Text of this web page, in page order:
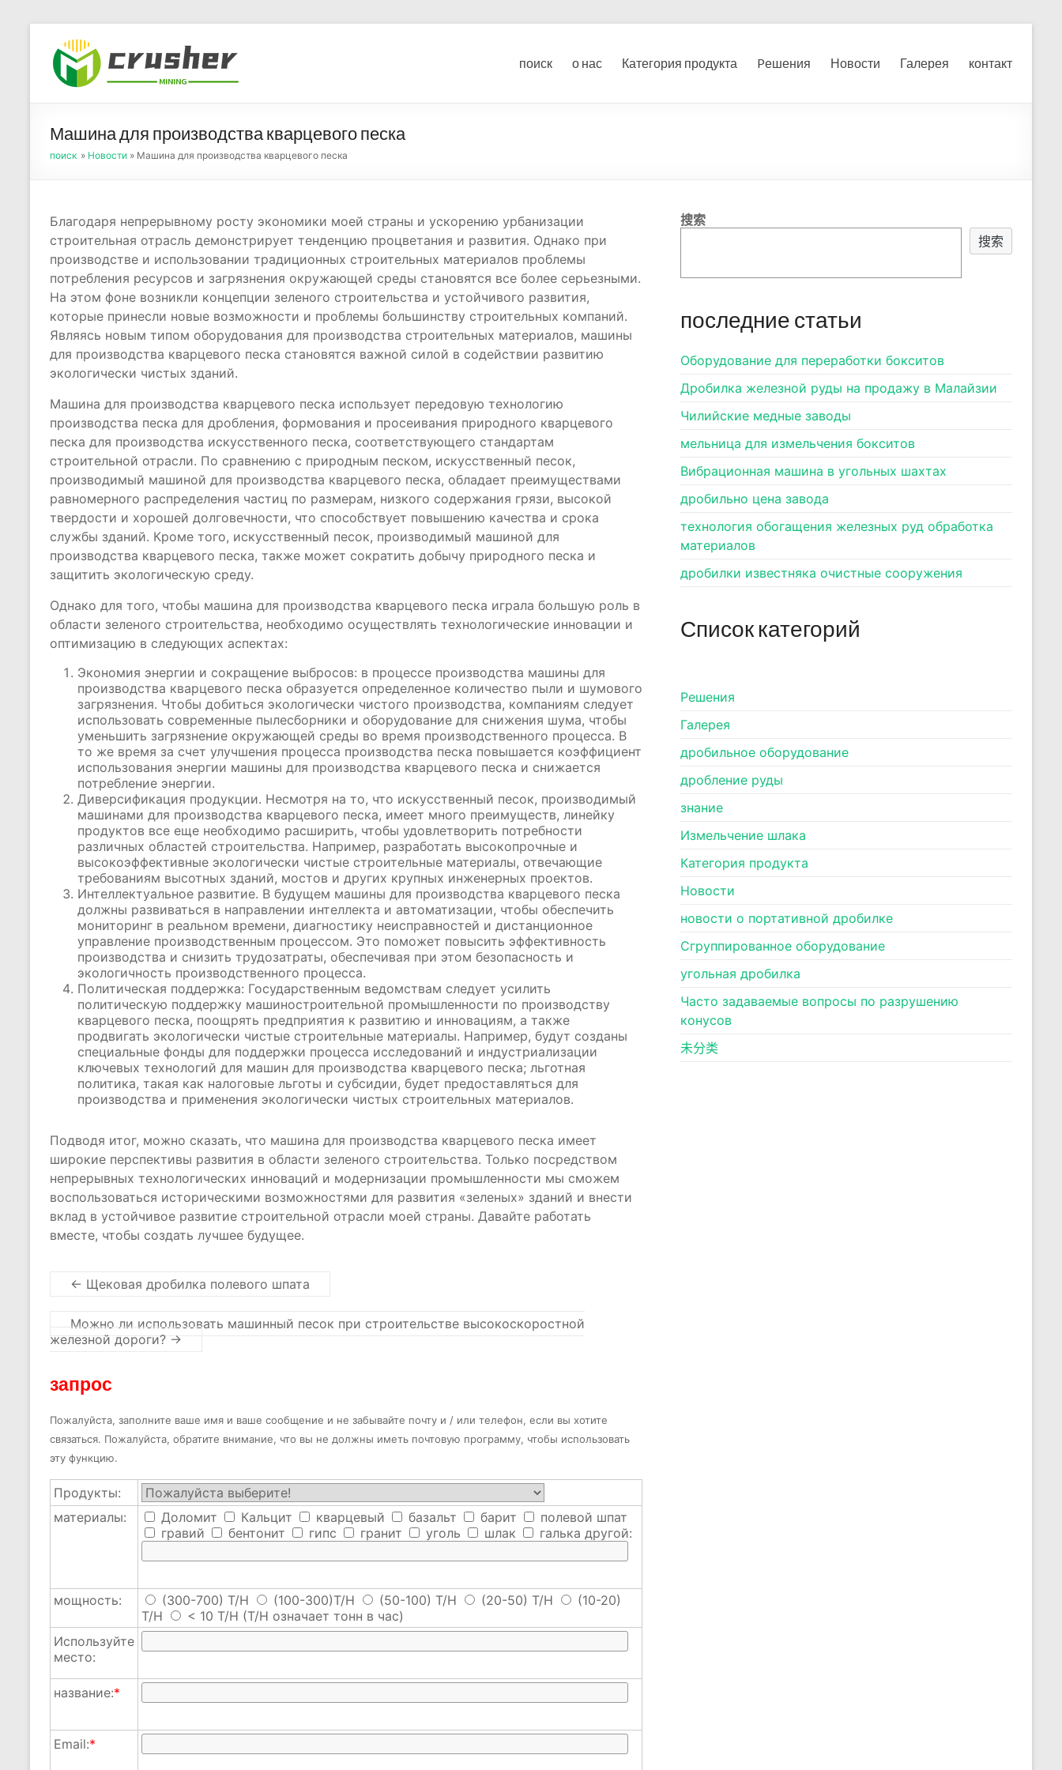
content
Оборудование для дробления угля, измельчения печного
поиск о нас Категория продукта Pешения Новости Галерея контакт
Машина для производства кварцевого песка
поиск » Новости » Машина для производства кварцевого песка
Благодаря непрерывному росту экономики моей страны и ускорению урбанизации
строительная отрасль демонстрирует тенденцию процветания и развития. Однако при
производстве и использовании традиционных строительных материалов проблемы
потребления ресурсов и загрязнения окружающей среды становятся все более серьезными.
На этом фоне возникли концепции зеленого строительства и устойчивого развития,
которые принесли новые возможности и проблемы большинству строительных компаний.
Являясь новым типом оборудования для производства строительных материалов, машины
для производства кварцевого песка становятся важной силой в содействии развитию
экологически чистых зданий.
Машина для производства кварцевого песка использует передовую технологию
производства песка для дробления, формования и просеивания природного кварцевого
песка для производства искусственного песка, соответствующего стандартам
строительной отрасли. По сравнению с природным песком, искусственный песок,
производимый машиной для производства кварцевого песка, обладает преимуществами
равномерного распределения частиц по размерам, низкого содержания грязи, высокой
твердости и хорошей долговечности, что способствует повышению качества и срока
службы зданий. Кроме того, искусственный песок, производимый машиной для
производства кварцевого песка, также может сократить добычу природного песка и
защитить экологическую среду.
Однако для того, чтобы машина для производства кварцевого песка играла большую роль в
области зеленого строительства, необходимо осуществлять технологические инновации и
оптимизацию в следующих аспектах:
Экономия энергии и сокращение выбросов: в процессе производства машины для
производства кварцевого песка образуется определенное количество пыли и шумового
загрязнения. Чтобы добиться экологически чистого производства, компаниям следует
использовать современные пылесборники и оборудование для снижения шума, чтобы
уменьшить загрязнение окружающей среды во время производственного процесса. В
то же время за счет улучшения процесса производства песка повышается коэффициент
использования энергии машины для производства кварцевого песка и снижается
потребление энергии.
Диверсификация продукции. Несмотря на то, что искусственный песок, производимый
машинами для производства кварцевого песка, имеет много преимуществ, линейку
продуктов все еще необходимо расширить, чтобы удовлетворить потребности
различных областей строительства. Например, разработать высокопрочные и
высокоэффективные экологически чистые строительные материалы, отвечающие
требованиям высотных зданий, мостов и других крупных инженерных проектов.
Интеллектуальное развитие. В будущем машины для производства кварцевого песка
должны развиваться в направлении интеллекта и автоматизации, чтобы обеспечить
мониторинг в реальном времени, диагностику неисправностей и дистанционное
управление производственным процессом. Это поможет повысить эффективность
производства и снизить трудозатраты, обеспечивая при этом безопасность и
экологичность производственного процесса.
Политическая поддержка: Государственным ведомствам следует усилить
политическую поддержку машиностроительной промышленности по производству
кварцевого песка, поощрять предприятия к развитию и инновациям, а также
продвигать экологически чистые строительные материалы. Например, будут созданы
специальные фонды для поддержки процесса исследований и индустриализации
ключевых технологий для машин для производства кварцевого песка; льготная
политика, такая как налоговые льготы и субсидии, будет предоставляться для
производства и применения экологически чистых строительных материалов.
Подводя итог, можно сказать, что машина для производства кварцевого песка имеет
широкие перспективы развития в области зеленого строительства. Только посредством
непрерывных технологических инноваций и модернизации промышленности мы сможем
воспользоваться историческими возможностями для развития «зеленых» зданий и внести
вклад в устойчивое развитие строительной отрасли моей страны. Давайте работать
вместе, чтобы создать лучшее будущее.
← Щековая дробилка полевого шпата
Можно ли использовать машинный песок при строительстве высокоскоростной
железной дороги? →
запрос
Пожалуйста, заполните ваше имя и ваше сообщение и не забывайте почту и / или телефон, если вы хотите
связаться. Пожалуйста, обратите внимание, что вы не должны иметь почтовую программу, чтобы использовать
эту функцию.
Продукты:
материалы:
Доломит Кальцит кварцевый базальт барит
полевой шпат
гравий
бентонит гипс гранит уголь шлак галька другой:
мощность: (300-700) T/H (100-300)T/H (50-100) T/H (20-50) T/H
(10-20)
T/H
< 10 T/H (T/H означает тонн в час)
Используйте
место:
название:*
Email:*
搜索
搜索
последние статьи
Оборудование для переработки бокситов
Дробилка железной руды на продажу в Малайзии
Чилийские медные заводы
мельница для измельчения бокситов
Вибрационная машина в угольных шахтах
дробильно цена завода
технология обогащения железных руд обработка
материалов
дробилки известняка очистные сооружения
Список категорий
Pешения
Галерея
дробильное оборудование
дробление руды
знание
Измельчение шлака
Категория продукта
Новости
новости о портативной дробилке
Сгруппированное оборудование
угольная дробилка
Часто задаваемые вопросы по разрушению
конусов
未分类